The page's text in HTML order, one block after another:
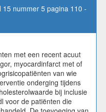
15 nummer 5 pagina 110 -
met een recent acuut
myocardinfarct met of
van wie
onderging tijdens
bij inclusie
voor de patiënten die